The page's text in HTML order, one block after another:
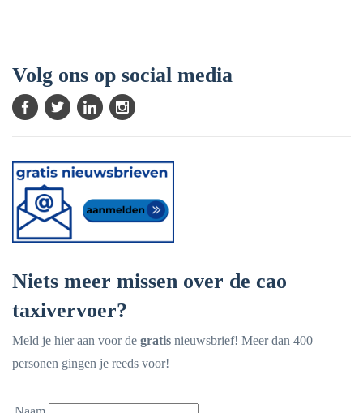
Volg ons op social media
Niets meer missen over de cao
taxivervoer?
Meld je hier aan voor de gratis nieuwsbrief! Meer dan 400
personen gingen je reeds voor!